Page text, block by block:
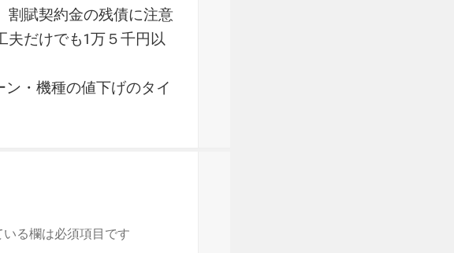
割賦契約金の残債に注意
夫だけでも1万５千円以
ン・機種の値下げのタイ
いる欄は必須項目です